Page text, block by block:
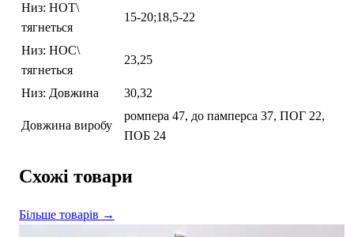
Низ: НОТ\
тягнеться
15-20;18,5-22
Низ: НОС\
тягнеться
23,25
Низ: Довжина 30,32
Довжина виробу
ромпера 47, до памперса 37, ПОГ 22,
ПОБ 24
Схожі товари
Більше товарів →